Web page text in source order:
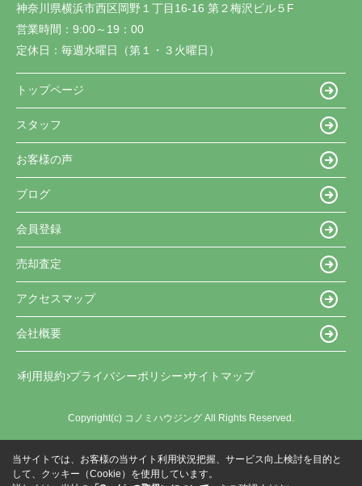
神奈川県横浜市西区岡野１丁目16-16 第２梅沢ビル５F
営業時間： 9:00～19：00
定休日： 毎週水曜日（第１・３火曜日）
トップページ
スタッフ
お客様の声
ブログ
会員登録
売却査定
アクセスマップ
会社概要
利用規約 プライバシーポリシー サイトマップ
Copyright(c) コノミハウジング All Rights Reserved.
当サイトでは、お客様の当サイト利用状況把握、サービス向上検討を目的と
して、クッキー（Cookie）を使用しています。